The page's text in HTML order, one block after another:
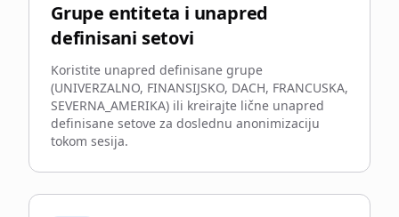
Grupe entiteta i unapred
definisani setovi
Koristite unapred definisane grupe
(UNIVERZALNO, FINANSIJSKO, DACH, FRANCUSKA,
SEVERNA_AMERIKA) ili kreirajte lične unapred
definisane setove za doslednu anonimizaciju
tokom sesija.